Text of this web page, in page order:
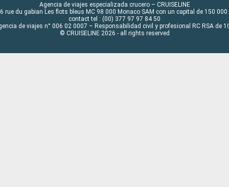
Agencia de viajes especializada crucero – CRUISELINE
rue du gabian Les flots bleus MC 98 000 Monaco SAM con un capital de 150 000
contact tel : (00) 377 97 97 84 50
de viajes n° 006 02 0007 – Responsabilidad civil y profesional RC RSA de
© CRUISELINE 2026 - all rights reserved